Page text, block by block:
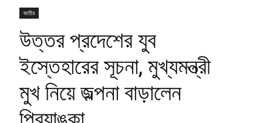
জাতীয়
উত্তর প্রদেশের যুব
ইস্তেহারের সূচনা, মুখ্যমন্ত্রী
মুখ নিয়ে জল্পনা বাড়ালেন